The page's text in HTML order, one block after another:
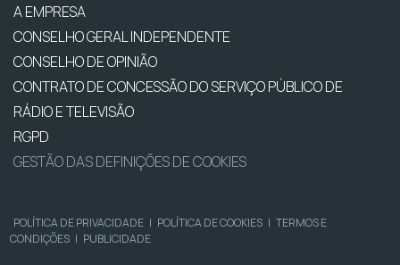
A EMPRESA
CONSELHO GERAL INDEPENDENTE
CONSELHO DE OPINIÃO
CONTRATO DE CONCESSÃO DO SERVIÇO PÚBLICO DE
RÁDIO E TELEVISÃO
RGPD
GESTÃO DAS DEFINIÇÕES DE COOKIES
POLÍTICA DE PRIVACIDADE | POLÍTICA DE COOKIES | TERMOS E
CONDIÇÕES | PUBLICIDADE